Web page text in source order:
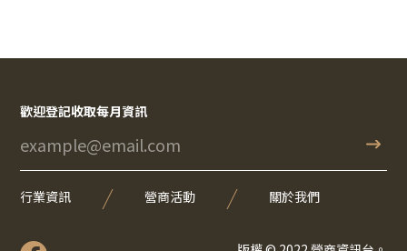
歡迎登記收取每月資訊
行業資訊 營商活動 關於我們